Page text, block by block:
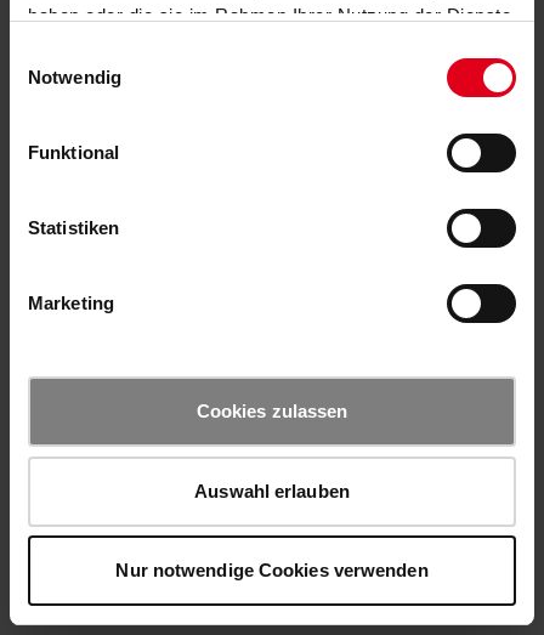
haben oder die sie im Rahmen Ihrer Nutzung der Dienste
Notwendig
Funktional
Statistiken
Marketing
Cookies zulassen
Auswahl erlauben
Nur notwendige Cookies verwenden